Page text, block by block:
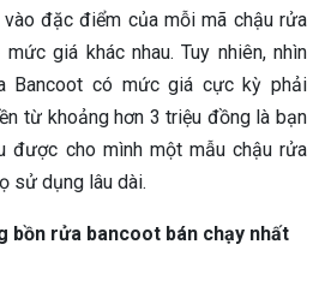
vào đặc điểm của mỗi mã chậu rửa
giá khác nhau. Tuy nhiên, nhìn
Bancoot có mức giá cực kỳ phải
từ khoảng hơn 3 triệu đồng là bạn
được cho mình một mẫu chậu rửa
sử dụng lâu dài.
bồn rửa bancoot bán chạy nhất